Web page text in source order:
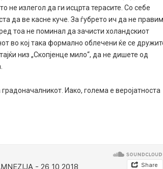
не излегол да ги исцрта терасите. Со себе
да ве касне куче. За ѓубрето ич да не
тоа не поминал да зачисти холандскиот
во кој така формално облечени ќе се
низ „Скопјенце мило“, да не дишете од
Иако, голема е веројатноста